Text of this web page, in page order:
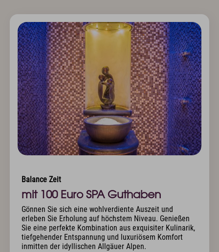
Balance Zeit
mit 100 Euro SPA Guthaben
Gönnen Sie sich eine wohlverdiente Auszeit und
erleben Sie Erholung auf höchstem Niveau. Genießen
Sie eine perfekte Kombination aus exquisiter Kulinarik,
tiefgehender Entspannung und luxuriösem Komfort
inmitten der idyllischen Allgäuer Alpen.